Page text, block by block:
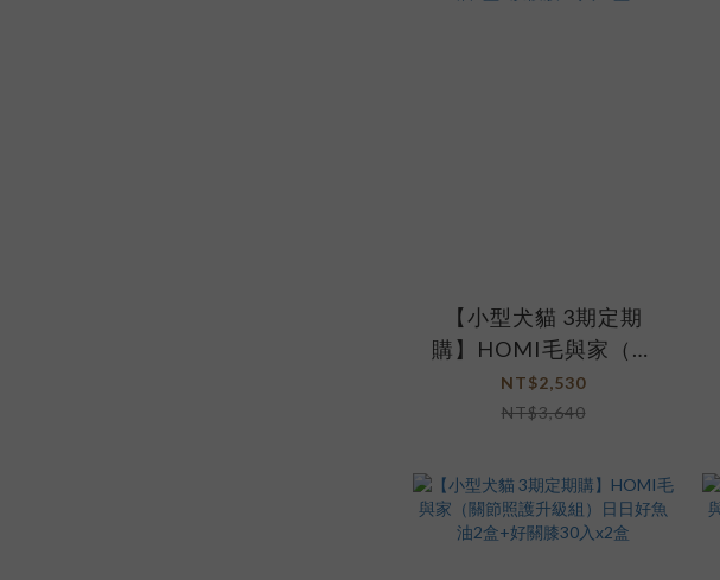
【小型犬貓 3期定期
購】HOMI毛與家（護
膚爆毛升級組）日日好
魚油2盒+肌優股60入x1
NT$2,530
NT$3,640